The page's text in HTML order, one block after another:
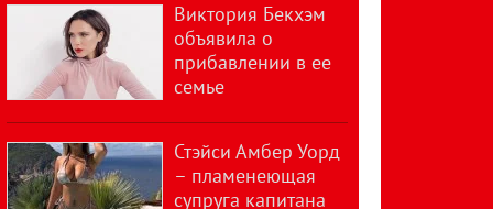
Виктория Бекхэм
объявила о
прибавлении в ее
семье
Стэйси Амбер Уорд
– пламенеющая
супруга капитана